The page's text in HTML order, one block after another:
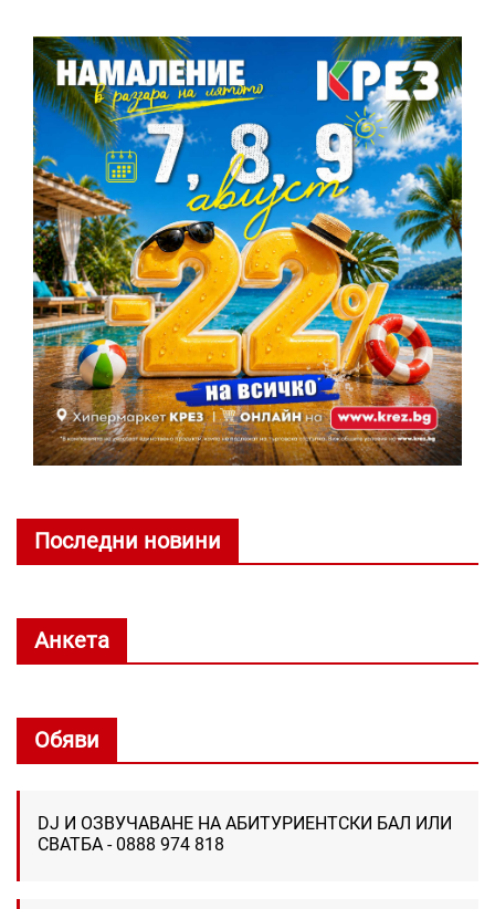
Последни новини
Анкета
Обяви
DJ И ОЗВУЧАВАНЕ НА АБИТУРИЕНТСКИ БАЛ ИЛИ
СВАТБА - 0888 974 818